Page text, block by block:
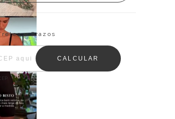
CEP: e Prazos
CALCULAR